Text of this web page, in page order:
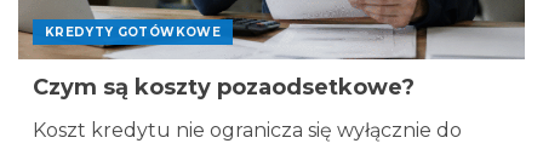
KREDYTY GOTÓWKOWE
Czym są koszty pozaodsetkowe?
Koszt kredytu nie ogranicza się wyłącznie do